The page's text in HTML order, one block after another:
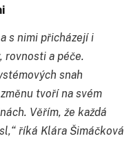
s nimi přicházejí i
rovnosti a péče.
snah
tvoří na svém
Věřím, že každá
říká Klára Šimáčková